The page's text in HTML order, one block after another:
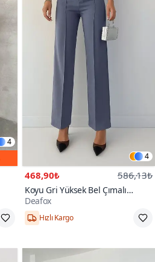
4
4
468,90₺ 586,13₺
Koyu Gri Yüksek Bel Çımalı
Fermuarlı Ve Düğmeli Krep
Kumaş Pantolon
Deafox
Hızlı Kargo